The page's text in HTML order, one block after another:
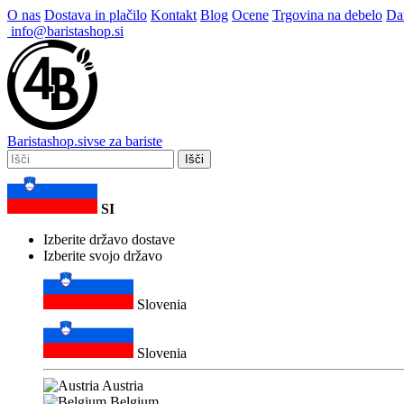
O nas Dostava in plačilo Kontakt Blog Ocene Trgovina na debelo
info@baristashop.si
Baristashop.sivse za bariste
Išči
SI
Izberite državo dostave
Izberite svojo državo
Slovenia
Slovenia
Austria